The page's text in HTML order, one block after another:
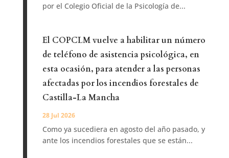
por el Colegio Oficial de la Psicología de...
El COPCLM vuelve a habilitar un número
de teléfono de asistencia psicológica, en
esta ocasión, para atender a las personas
afectadas por los incendios forestales de
Castilla-La Mancha
28 Jul 2026
Como ya sucediera en agosto del año pasado, y
ante los incendios forestales que se están...